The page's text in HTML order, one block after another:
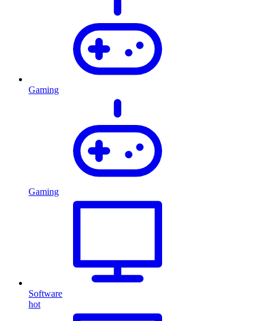
Gaming
Gaming
Software
hot